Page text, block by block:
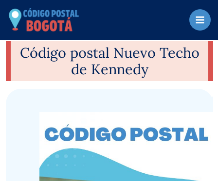
contenido
Código postal Nuevo Techo
de Kennedy